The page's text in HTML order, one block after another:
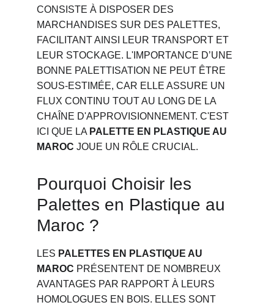
CONSISTE À DISPOSER DES
MARCHANDISES SUR DES PALETTES,
FACILITANT AINSI LEUR TRANSPORT ET
LEUR STOCKAGE. L'IMPORTANCE D’UNE
BONNE PALETTISATION NE PEUT ÊTRE
SOUS-ESTIMÉE, CAR ELLE ASSURE UN
FLUX CONTINU TOUT AU LONG DE LA
CHAÎNE D'APPROVISIONNEMENT. C'EST
ICI QUE LA PALETTE EN PLASTIQUE AU
MAROC JOUE UN RÔLE CRUCIAL.
Pourquoi Choisir les
Palettes en Plastique au
Maroc ?
LES PALETTES EN PLASTIQUE AU
MAROC PRÉSENTENT DE NOMBREUX
AVANTAGES PAR RAPPORT À LEURS
HOMOLOGUES EN BOIS. ELLES SONT